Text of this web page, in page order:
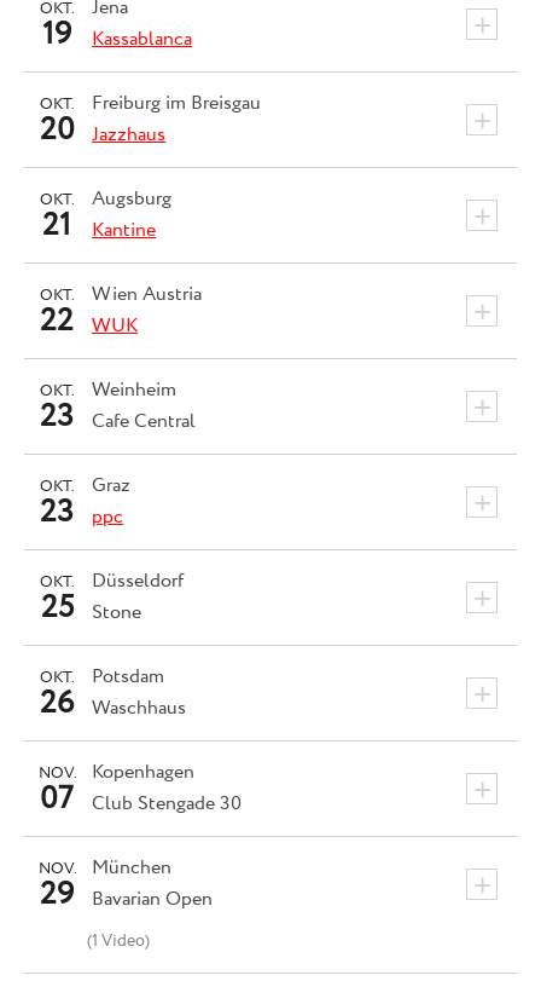
Jena +
OKT.
19 Kassablanca
Freiburg im Breisgau +
OKT.
20 Jazzhaus
Augsburg +
OKT.
21 Kantine
Wien Austria +
OKT.
22 WUK
Weinheim +
OKT.
23 Cafe Central
Graz +
OKT.
23 ppc
Düsseldorf +
OKT.
25 Stone
Potsdam +
OKT.
26 Waschhaus
Kopenhagen +
NOV.
07 Club Stengade 30
München +
NOV.
29 Bavarian Open
(1 Video)